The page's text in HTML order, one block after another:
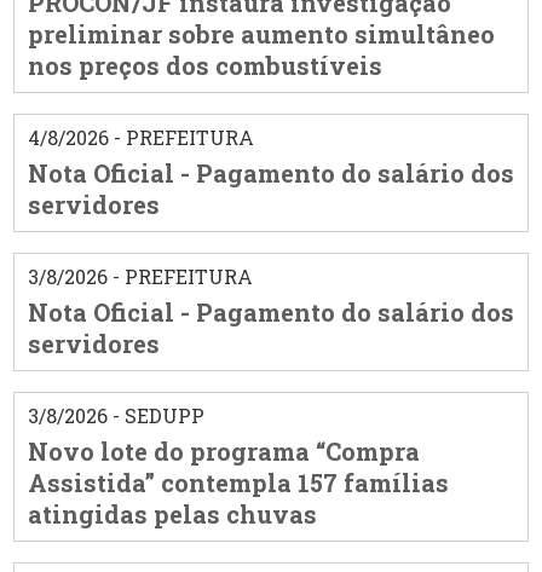
preliminar sobre aumento simultâneo
nos preços dos combustíveis
4/8/2026 - PREFEITURA
Nota Oficial - Pagamento do salário dos
servidores
3/8/2026 - PREFEITURA
Nota Oficial - Pagamento do salário dos
servidores
3/8/2026 - SEDUPP
Novo lote do programa “Compra
Assistida” contempla 157 famílias
atingidas pelas chuvas